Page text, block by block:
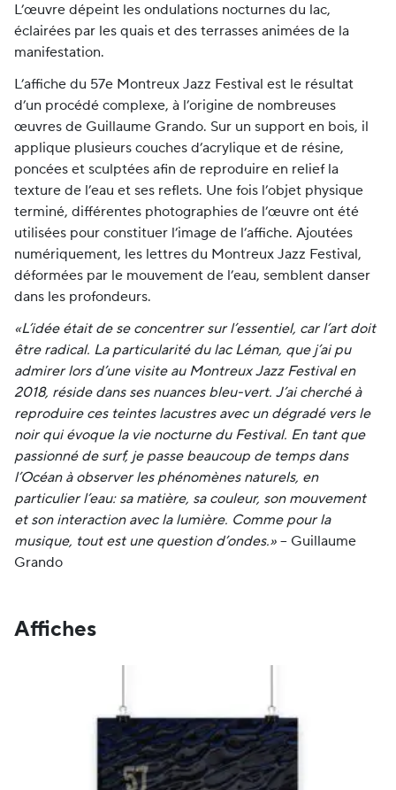
L’œuvre dépeint les ondulations nocturnes du lac,
éclairées par les quais et des terrasses animées de la
manifestation.
L’affiche du 57e Montreux Jazz Festival est le résultat
d’un procédé complexe, à l’origine de nombreuses
œuvres de Guillaume Grando. Sur un support en bois, il
applique plusieurs couches d’acrylique et de résine,
poncées et sculptées afin de reproduire en relief la
texture de l’eau et ses reflets. Une fois l’objet physique
terminé, différentes photographies de l’œuvre ont été
utilisées pour constituer l’image de l’affiche. Ajoutées
numériquement, les lettres du Montreux Jazz Festival,
déformées par le mouvement de l’eau, semblent danser
dans les profondeurs.
«L’idée était de se concentrer sur l’essentiel, car l’art doit
être radical. La particularité du lac Léman, que j’ai pu
admirer lors d’une visite au Montreux Jazz Festival en
2018, réside dans ses nuances bleu-vert. J’ai cherché à
reproduire ces teintes lacustres avec un dégradé vers le
noir qui évoque la vie nocturne du Festival. En tant que
passionné de surf, je passe beaucoup de temps dans
l’Océan à observer les phénomènes naturels, en
particulier l’eau: sa matière, sa couleur, son mouvement
et son interaction avec la lumière. Comme pour la
musique, tout est une question d’ondes.» – Guillaume
Grando
Affiches